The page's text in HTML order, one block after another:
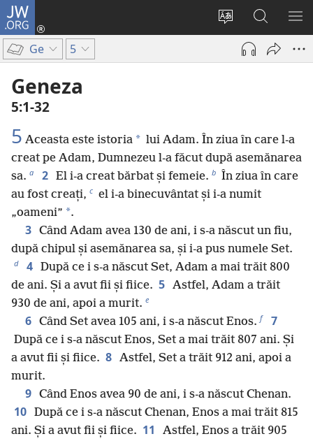
JW.ORG
Schimbaţi
limba
site-
Conectează-
deschide
Căutați
pe
JW.ORG
Ge 5
Geneza
5:1-32
5 Aceasta este istoria * lui Adam. În ziua în care l-a
creat pe Adam, Dumnezeu l-a făcut după asemănarea
sa. a 2 El i-a creat bărbat și femeie. b În ziua în care
au fost creați, c el i-a binecuvântat și i-a numit
„oameni” *.
3 Când Adam avea 130 de ani, i s-a născut un fiu,
după chipul și asemănarea sa, și i-a pus numele Set.
d 4 După ce i s-a născut Set, Adam a mai trăit 800
de ani. Și a avut fii și fiice. 5 Astfel, Adam a trăit
930 de ani, apoi a murit. e
6 Când Set avea 105 ani, i s-a născut Enos. f 7
După ce i s-a născut Enos, Set a mai trăit 807 ani. Și
a avut fii și fiice. 8 Astfel, Set a trăit 912 ani, apoi a
murit.
9 Când Enos avea 90 de ani, i s-a născut Chenan.
10 După ce i s-a născut Chenan, Enos a mai trăit 815
ani. Și a avut fii și fiice. 11
Astfel, Enos a trăit 905